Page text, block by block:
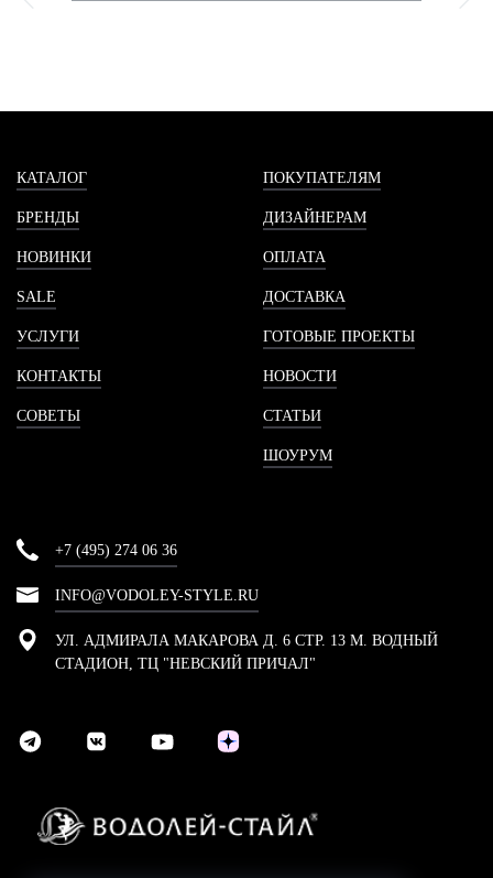
КАТАЛОГ
БРЕНДЫ
НОВИНКИ
SALE
УСЛУГИ
КОНТАКТЫ
СОВЕТЫ
ПОКУПАТЕЛЯМ
ДИЗАЙНЕРАМ
ОПЛАТА
ДОСТАВКА
ГОТОВЫЕ ПРОЕКТЫ
НОВОСТИ
СТАТЬИ
ШОУРУМ
+7 (495) 274 06 36
INFO@VODOLEY-STYLE.RU
УЛ. АДМИРАЛА МАКАРОВА Д. 6 СТР. 13 М. ВОДНЫЙ
СТАДИОН, ТЦ "НЕВСКИЙ ПРИЧАЛ"